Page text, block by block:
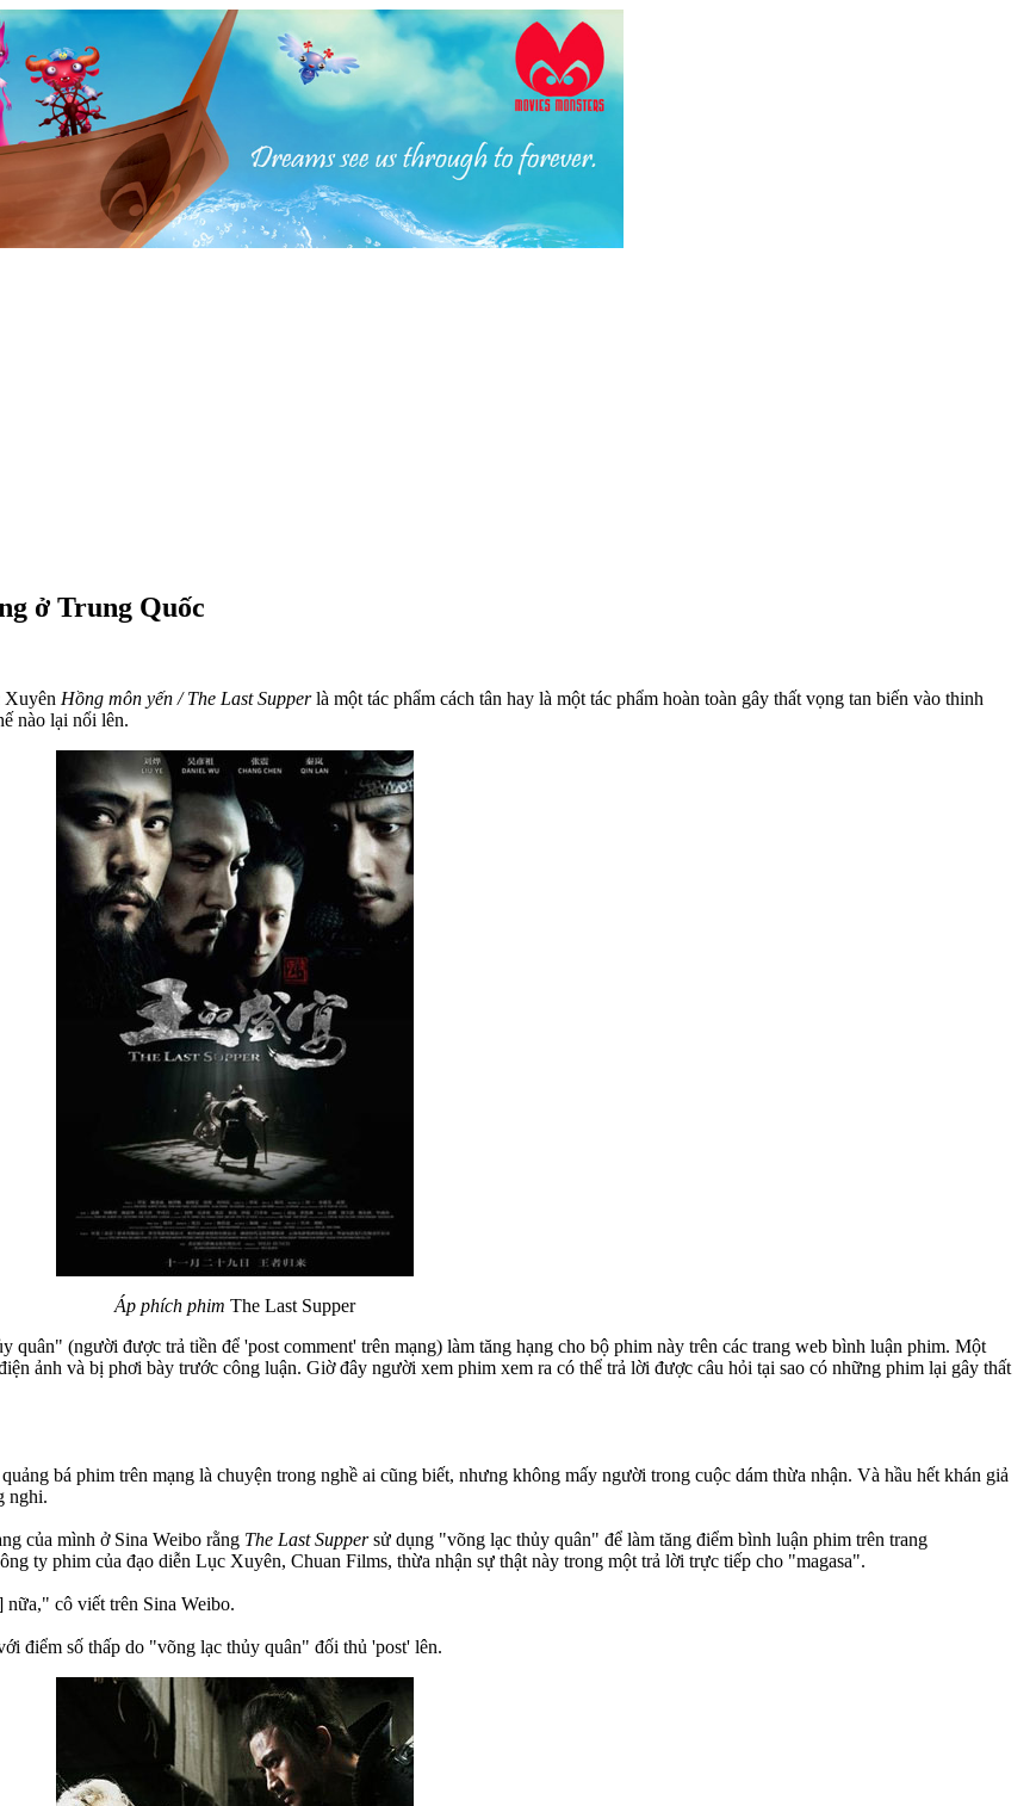
ở Trung Quốc
Xuyên Hồng môn yến / The Last Supperlà một tác phẩm cách tân hay là một tác phẩm hoàn toàn gây thất vọng tan biến vào thinh
nào lại nổi lên.
Áp phích phim The Last Supper
quân" (người được trả tiền để 'post comment' trên mạng) làm tăng hạng cho bộ phim này trên các trang web bình luận phim. Một
ảnh và bị phơi bày trước công luận. Giờ đây người xem phim xem ra có thể trả lời được câu hỏi tại sao có những phim lại gây thất
bá phim trên mạng là chuyện trong nghề ai cũng biết, nhưng không mấy người trong cuộc dám thừa nhận. Và hầu hết khán giả
nghi.
của mình ở Sina Weibo rằng The Last Suppersử dụng "võng lạc thủy quân" để làm tăng điểm bình luận phim trên trang
ty phim của đạo diễn Lục Xuyên, Chuan Films, thừa nhận sự thật này trong một trả lời trực tiếp cho "magasa".
cô viết trên Sina Weibo.
điểm số thấp do "võng lạc thủy quân" đối thủ 'post' lên.